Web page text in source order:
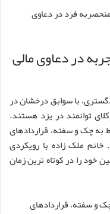
فرد در دعاوی
در دعاوی مالی
با سوابق درخشان در
توانمند در یزد هستند.
به چک و سفته، قراردادهای
ملک زاده با رویکردی
خود را در کوتاه ترین زمان
و سفته، قراردادهای